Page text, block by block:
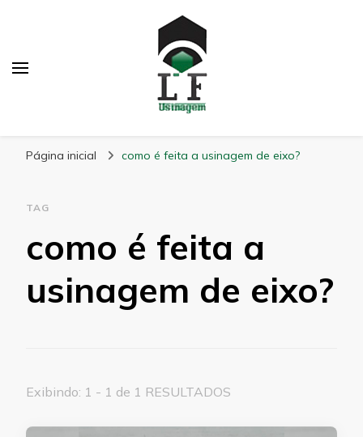
Página inicial como é feita a usinagem de eixo?
TAG
como é feita a
usinagem de eixo?
Exibindo: 1 - 1 de 1 RESULTADOS